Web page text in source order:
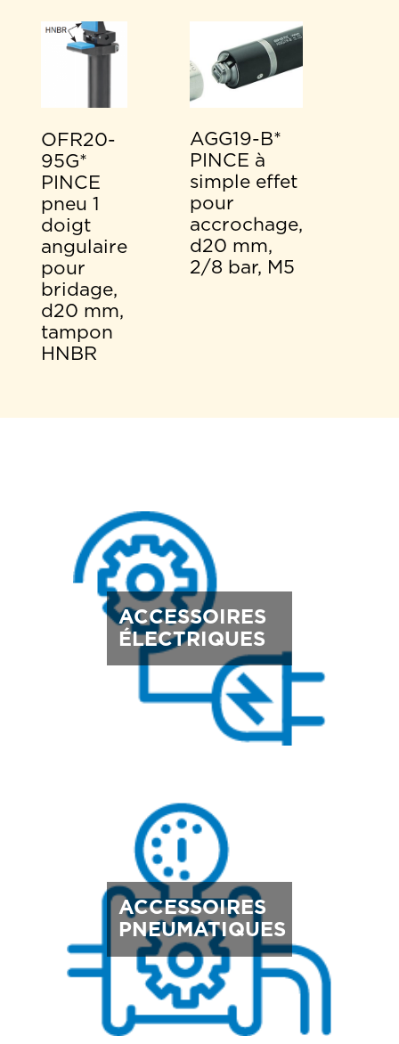
OFR20-
95G*
PINCE
pneu 1
doigt
angulaire
pour
bridage,
d20 mm,
tampon
HNBR
AGG19-B*
PINCE à
simple effet
pour
accrochage,
d20 mm,
2/8 bar, M5
ACCESSOIRES
ÉLECTRIQUES
ACCESSOIRES
PNEUMATIQUES